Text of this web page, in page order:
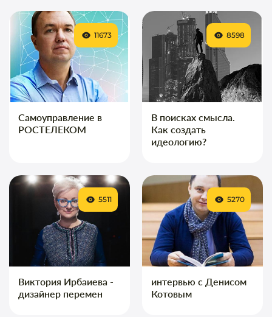
Самоуправление в
РОСТЕЛЕКОМ
11673
В поисках смысла.
Как создать
идеологию?
8598
Виктория Ирбаиева -
дизайнер перемен
5511
интервью с Денисом
Котовым
5270